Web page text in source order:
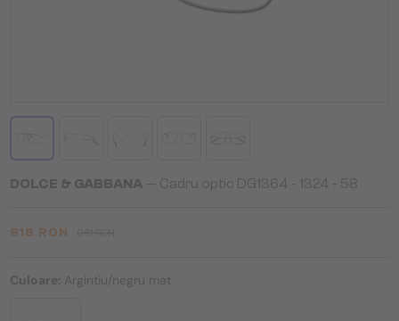
DOLCE & GABBANA — Cadru optic DG1364 - 1324 - 58
918 RON
Culoare: Argintiu/negru mat